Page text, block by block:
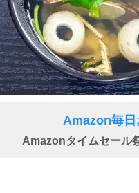
Amazon毎日
Amazonタイムセール